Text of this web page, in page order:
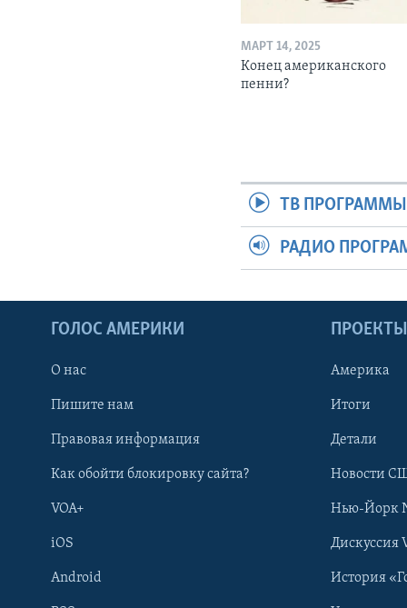
МАРТ 14, 2025
Конец американского
пенни?
ТВ ПРОГРАММЫ
РАДИО
ГОЛОС АМЕРИКИ
О нас
Пишите нам
Правовая информация
Как обойти блокировку сайта?
VOA+
iOS
Android
ПРОЕКТЫ
Америка
Итоги
Детали
Новости
Нью-Йорк
Дискуссия
История